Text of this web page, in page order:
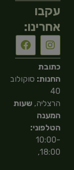
עקבו
אחרינו:
כתובת
החנות: סוקולוב
40
הרצליה,שעות
המענה
הטלפוני:
10:00-
18:00,